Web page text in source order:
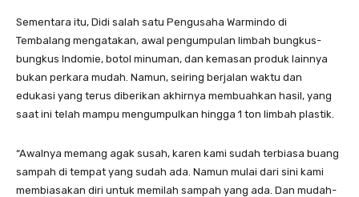
Sementara itu, Didi salah satu Pengusaha Warmindo di
Tembalang mengatakan, awal pengumpulan limbah bungkus-
bungkus lndomie, botol minuman, dan kemasan produk lainnya
bukan perkara mudah. Namun, seiring berjalan waktu dan
edukasi yang terus diberikan akhirnya membuahkan hasil, yang
saat ini telah mampu mengumpulkan hingga 1 ton limbah plastik.
“Awalnya memang agak susah, karen kami sudah terbiasa buang
sampah di tempat yang sudah ada. Namun mulai dari sini kami
membiasakan diri untuk memilah sampah yang ada. Dan mudah-